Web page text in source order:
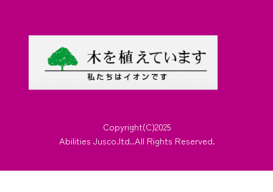
Copyright(C)2025
Abilities Jusco.ltd..All Rights Reserved.